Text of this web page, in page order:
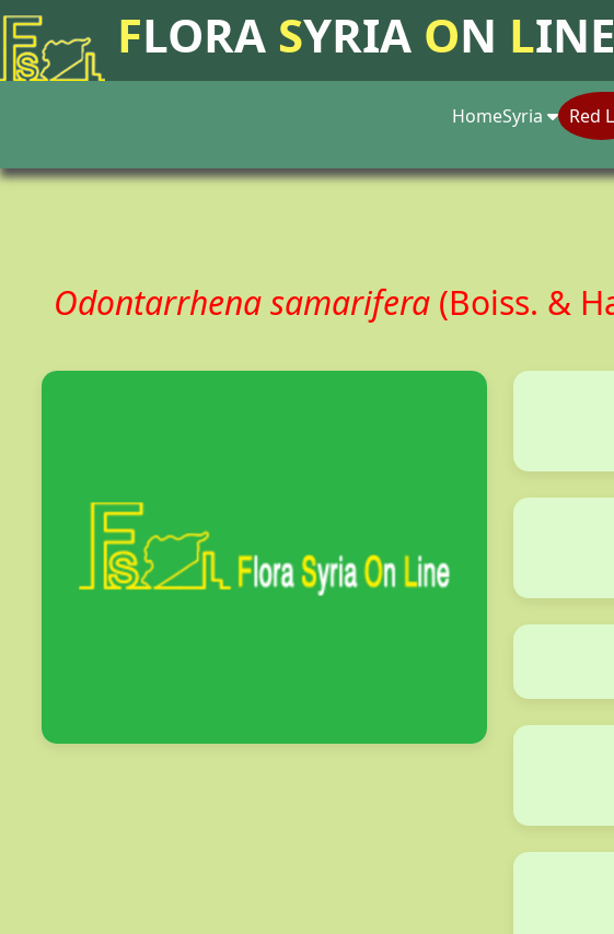
FLORA SYRIA ON LINE
HomeSyria Red
Odontarrhena samarifera (Boiss. &